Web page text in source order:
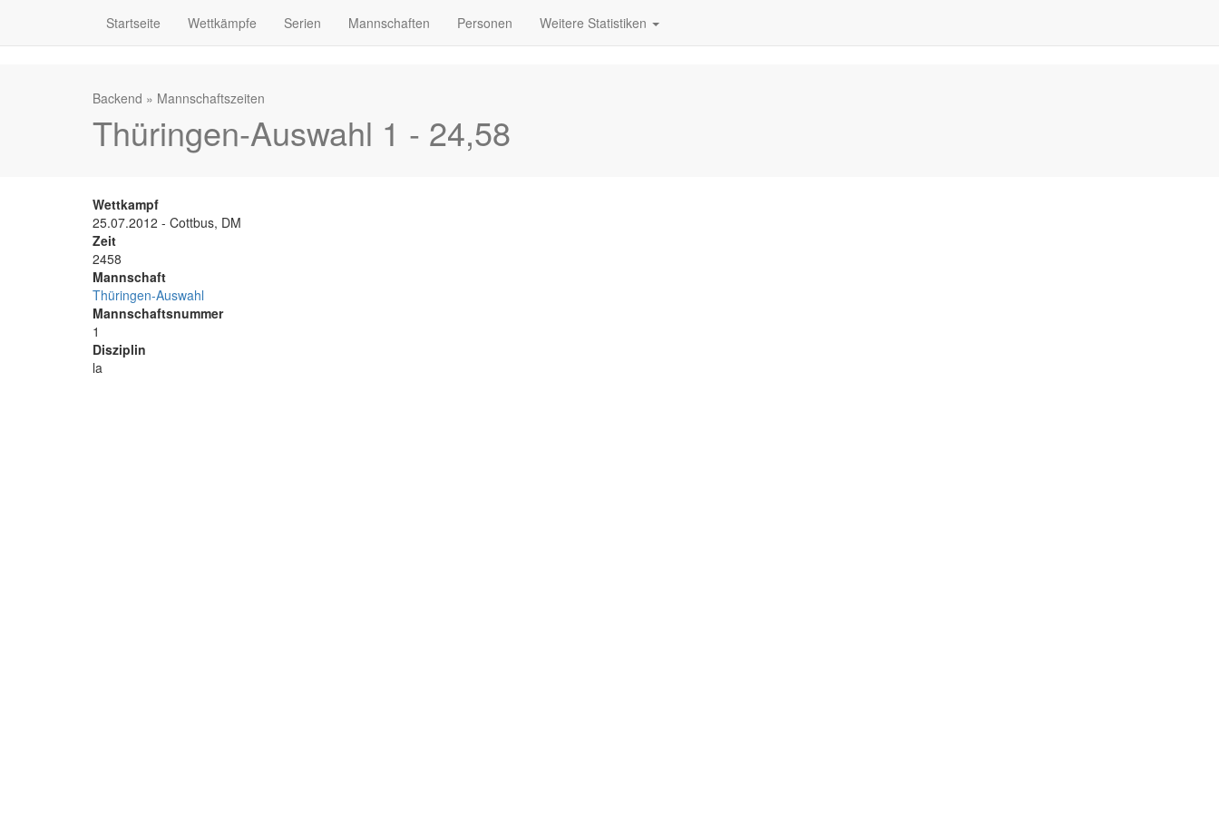
Startseite Wettkämpfe Serien Mannschaften Personen Weitere Statistiken
Backend » Mannschaftszeiten
Thüringen-Auswahl 1 - 24,58
Wettkampf
25.07.2012 - Cottbus, DM
Zeit
2458
Mannschaft
Thüringen-Auswahl
Mannschaftsnummer
1
Disziplin
la